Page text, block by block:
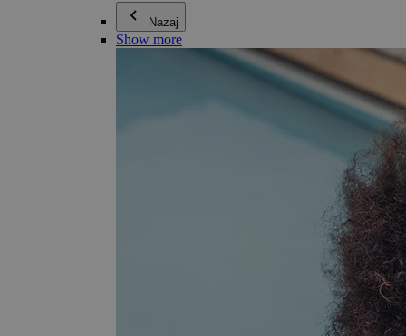
Nazaj
Show more